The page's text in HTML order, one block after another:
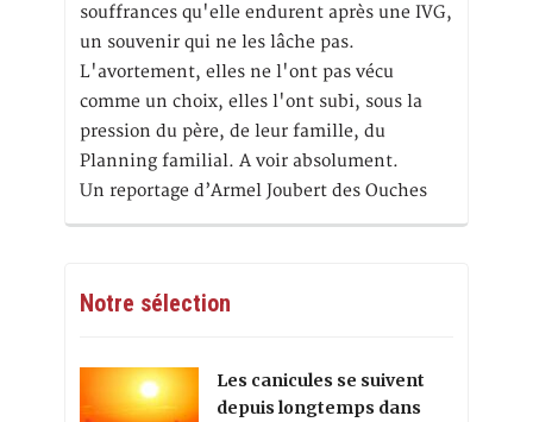
souffrances qu'elle endurent après une IVG,
un souvenir qui ne les lâche pas.
L'avortement, elles ne l'ont pas vécu
comme un choix, elles l'ont subi, sous la
pression du père, de leur famille, du
Planning familial. A voir absolument.
Un reportage d’Armel Joubert des Ouches
Notre sélection
Les canicules se suivent
depuis longtemps dans